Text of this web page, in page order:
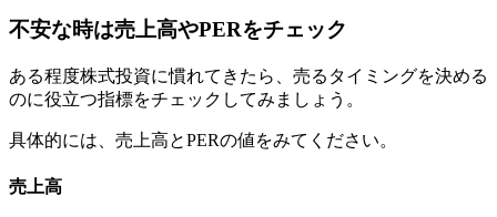
不安な時は売上高やPERをチェック
ある程度株式投資に慣れてきたら、売るタイミングを決める
のに役立つ指標をチェックしてみましょう。
具体的には、売上高とPERの値をみてください。
売上高